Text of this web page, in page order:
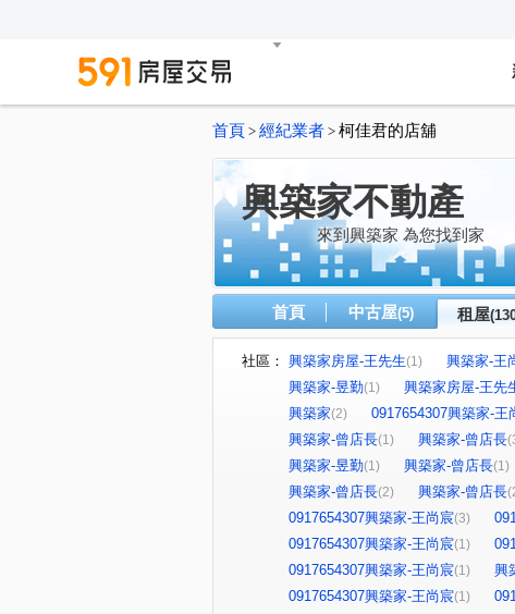
首頁 > 經紀業者 > 柯佳君的店舖
興築家不動產
來到興築家 為您找到家
首頁 中古屋(5) 租屋
社區： 興築家房屋-王先生(1) 興築家-王
興築家-昱勤(1) 興築家房屋-王先
興築家(2) 0917654307興築家-王
興築家-曾店長(1) 興築家-曾店長
興築家-昱勤(1) 興築家-曾店長(1)
興築家-曾店長(2) 興築家-曾店長
0917654307興築家-王尚宸(3)
0917654307興築家-王尚宸(1)
0917654307興築家-王尚宸(1) 興
0917654307興築家-王尚宸(1)